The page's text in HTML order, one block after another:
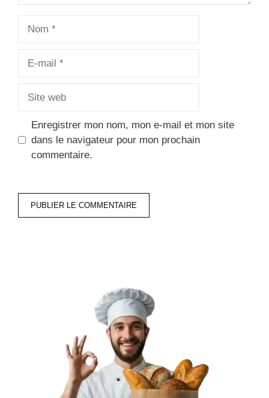
Enregistrer mon nom, mon e-mail et mon site
dans le navigateur pour mon prochain
commentaire.